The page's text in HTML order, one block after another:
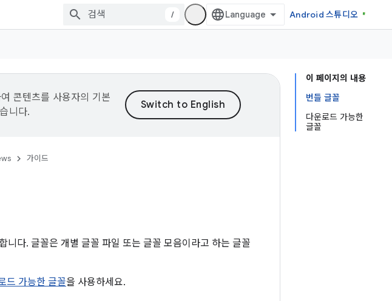
/ Android 스튜디오
이 페이지의 내용
번들 글꼴
다운로드 가능한
글꼴
콘텐츠를 사용자의 기본
니다.
가이드
다. 글꼴은 개별 글꼴 파일 또는 글꼴 모음이라고 하는 글꼴
드 가능한 글꼴을 사용하세요.